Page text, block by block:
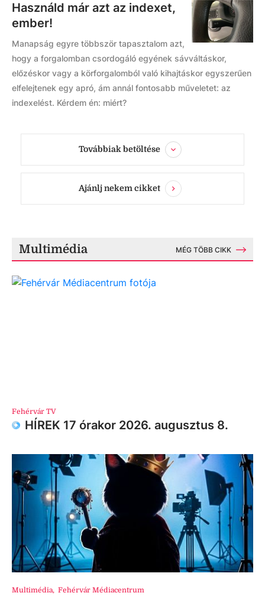
Használd már azt az indexet,
ember!
Manapság egyre többször tapasztalom azt,
hogy a forgalomban csordogáló egyének sávváltáskor,
előzéskor vagy a körforgalomból való kihajtáskor egyszerűen
elfelejtenek egy apró, ám annál fontosabb műveletet: az
indexelést. Kérdem én: miért?
Továbbiak betöltése
Ajánlj nekem cikket
Multimédia MÉG TÖBB CIKK
Fehérvár TV
HÍREK 17 órakor 2026. augusztus 8.
Multimédia, Fehérvár Médiacentrum